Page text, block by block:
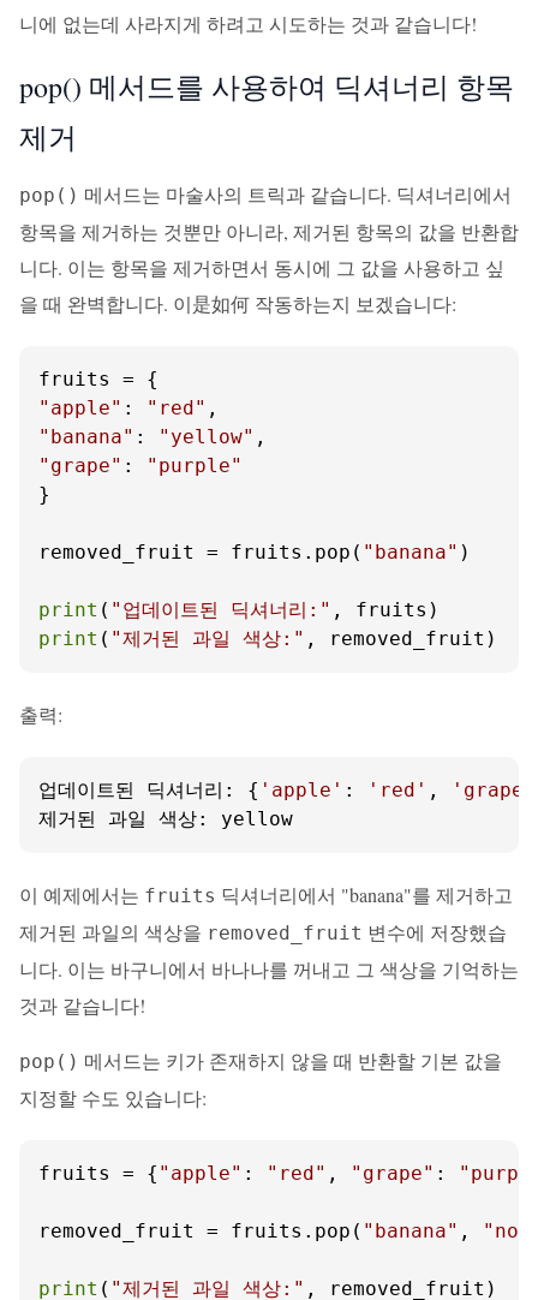
니에 없는데 사라지게 하려고 시도하는 것과 같습니다!
pop() 메서드를 사용하여 딕셔너리 항목
제거
pop() 메서드는 마술사의 트릭과 같습니다. 딕셔너리에서
항목을 제거하는 것뿐만 아니라, 제거된 항목의 값을 반환합
니다. 이는 항목을 제거하면서 동시에 그 값을 사용하고 싶
을 때 완벽합니다. 이是如何 작동하는지 보겠습니다:
"apple" : "red"
"banana" : "yellow"
"grape" :
"purple"
}
removed_fruit = fruits.pop( "banana" )
print ( "업데이트된 딕셔너리:"
print ( "제거된 과일 색상:" , removed_fruit)
출력:
업데이트된 딕셔너리: { 'apple' : 'red' , 'grape'
제거된 과일 색상: yellow
이 예제에서는 fruits 딕셔너리에서 "banana"를 제거하고
제거된 과일의 색상을 removed_fruit 변수에 저장했습
니다. 이는 바구니에서 바나나를 꺼내고 그 색상을 기억하는
것과 같습니다!
pop() 메서드는 키가 존재하지 않을 때 반환할 기본 값을
지정할 수도 있습니다:
fruits = { "apple" : "red" , "grape" :
removed_fruit = fruits.pop( "banana" , "not
print ( "제거된 과일 색상:" , removed_fruit)